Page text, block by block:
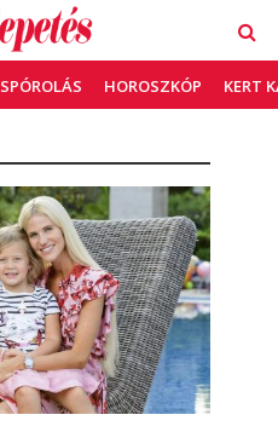
SPÓROLÁS HOROSZKÓP KERT